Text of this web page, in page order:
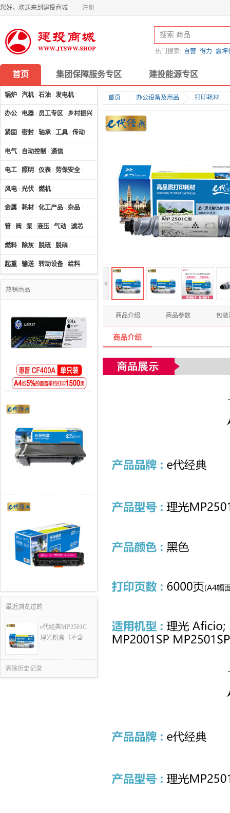
您好，欢迎来到建投商城 注册
热门搜索: 自营 得力 震坤
首页 集团保障服务专区 建投能源专区
锅炉 / 汽机/ 石油 / 发电机/
办公 / 电器 / 员工专区 / 乡村振兴 / 计算机及配件/
紧固 / 密封 / 轴承 / 工具 / 传动
电气 / 自动控制 / 通信
电工 / 照明 / 仪表 / 劳保安全 /
风电 / 光伏 / 燃机/
金属 / 耗材 / 化工产品 / 杂品 /
管 / 阀 / 泵 / 液压 / 气动 / 滤芯
燃料 / 除灰 / 脱硫 / 脱硝 /
起重 / 输送/ 转动设备 / 给料 /
热销商品
最近浏览过的
e代经典MP2501C
理光粉盒（不含
清除历史记录
首页 办公设备及用品 打印耗材
商品介绍 商品参数 包装
商品介绍